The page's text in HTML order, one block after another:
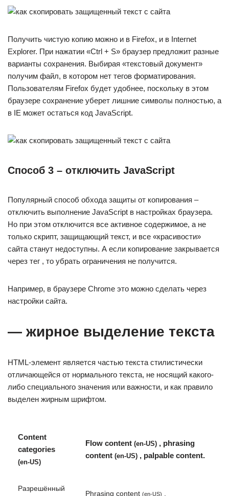
Получить чистую копию можно и в Firefox, и в Internet
Explorer. При нажатии «Ctrl + S» браузер предложит разные
варианты сохранения. Выбирая «текстовый документ»
получим файл, в котором нет тегов форматирования.
Пользователям Firefox будет удобнее, поскольку в этом
браузере сохранение уберет лишние символы полностью, а
в IE может остаться код JavaScript.
Способ 3 – отключить JavaScript
Популярный способ обхода защиты от копирования –
отключить выполнение JavaScript в настройках браузера.
Но при этом отключится все активное содержимое, а не
только скрипт, защищающий текст, и все «красивости»
сайта станут недоступны. А если копирование закрывается
через тег , то убрать ограничения не получится.
Например, в браузере Chrome это можно сделать через
настройки сайта.
— жирное выделение текста
HTML-элемент является частью текста стилистически
отличающейся от нормального текста, не носящий какого-
либо специального значения или важности, и как правило
выделен жирным шрифтом.
Content
categories
(en-US)
Flow content (en-US) , phrasing
content (en-US) , palpable content.
Разрешённый
Phrasing content (en-US) .